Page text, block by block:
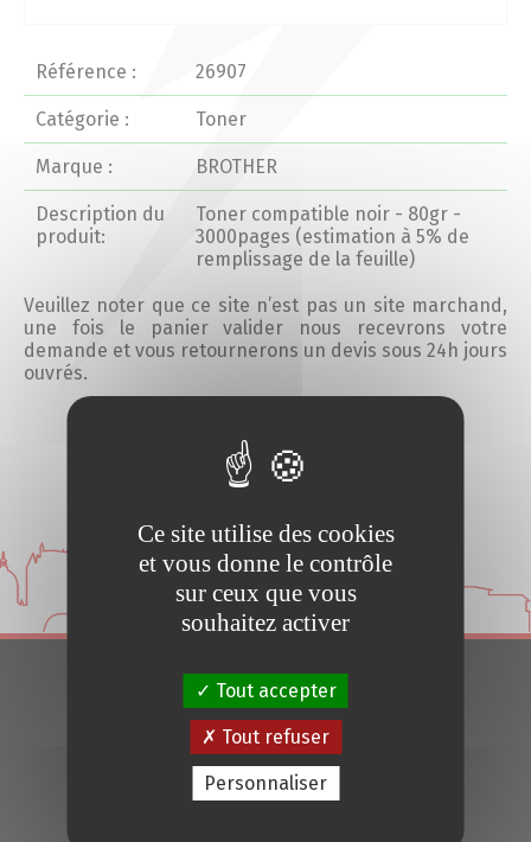
Produits
Professionnels
Particuliers
Catalogue
Analyse des besoins
Conseils et Astuces
Devis en 24H
Notre métier
Contact/magasins
Référence : 26907
Catégorie : Toner
Marque : BROTHER
Description du
produit:
Toner compatible noir - 80gr -
3000pages (estimation à 5% de
remplissage de la feuille)
Veuillez noter que ce site n’est pas un site marchand,
une fois le panier valider nous recevrons votre
demande et vous retournerons un devis sous 24h jours
ouvrés.
Ce site utilise des cookies
et vous donne le contrôle
sur ceux que vous
souhaitez activer
Tout accepter
Tout refuser
Personnaliser